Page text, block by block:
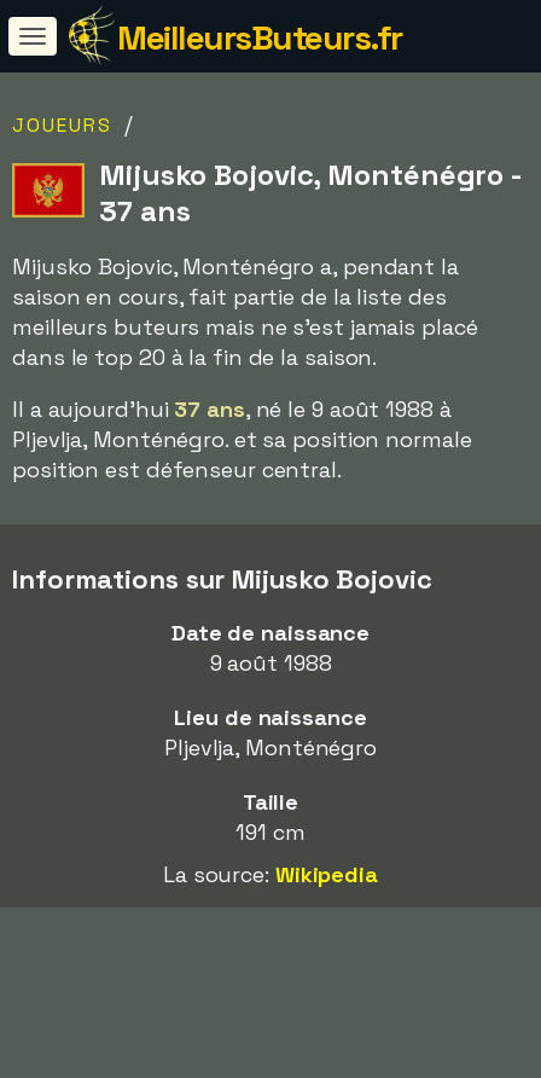
MeilleursButeurs.fr
JOUEURS /
Mijusko Bojovic, Monténégro -
37 ans
Mijusko Bojovic, Monténégro a, pendant la
saison en cours, fait partie de la liste des
meilleurs buteurs mais ne s'est jamais placé
dans le top 20 à la fin de la saison.
Il a aujourd'hui 37 ans, né le 9 août 1988 à
Pljevlja, Monténégro. et sa position normale
position est défenseur central.
Informations sur Mijusko Bojovic
Date de naissance
9 août 1988
Lieu de naissance
Pljevlja, Monténégro
Taille
191 cm
La source: Wikipedia